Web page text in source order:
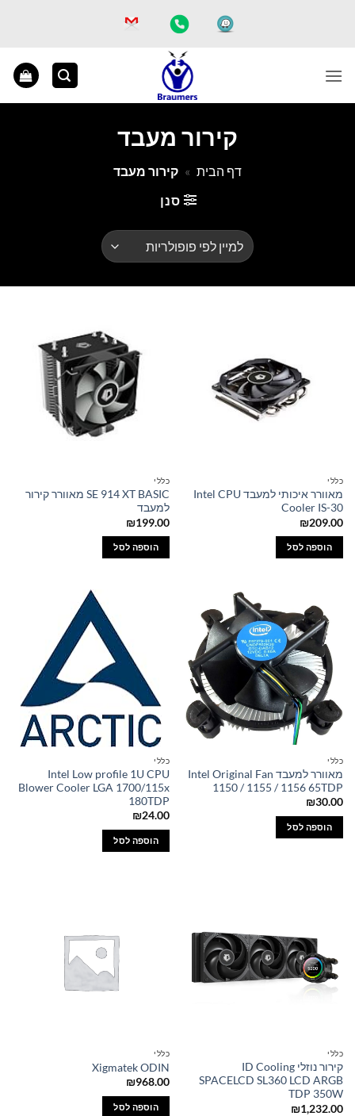
קירור מעבד
דף הבית » קירור מעבד
סנן
כללי
מאוורר איכותי למעבד Intel CPU
Cooler IS-30
₪209.00
הוספה לסל
כללי
SE 914 XT BASIC מאוורר קירור
למעבד
₪199.00
הוספה לסל
כללי
מאוורר למעבד Intel Original Fan
1150 / 1155 / 1156 65TDP
₪30.00
הוספה לסל
כללי
Intel Low profile 1U CPU
Blower Cooler LGA 1700/115x
180TDP
₪24.00
הוספה לסל
כללי
קירור נוזלי ID Cooling
SPACELCD SL360 LCD ARGB
TDP 350W
₪1,232.00
כללי
Xigmatek ODIN
₪968.00
הוספה לסל